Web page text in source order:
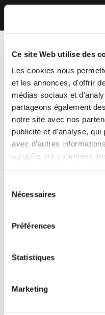
Ce site Web utilise des
Les cookies nous
et les annonces, d'offrir
médias sociaux et
partageons également
notre site avec nos
publicité et d'analyse,
avec d'autres
ou qu'ils ont collectées
Nécessaires
Préférences
Statistiques
Marketing